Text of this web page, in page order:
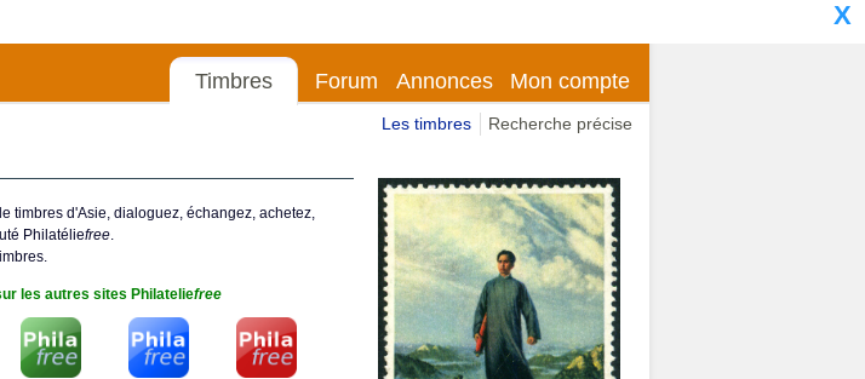
X
Timbres Forum Annonces Mon compte
Les timbres Recherche précise
timbres d'Asie, dialoguez, échangez, achetez,
Philatéliefree.
les autres sites Philateliefree